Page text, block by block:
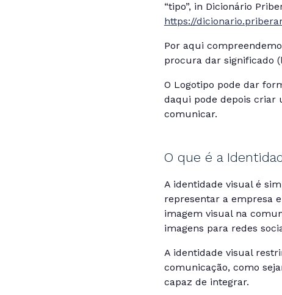
“tipo”, in Dicionário
https://
Por aqui
procura dar significado
O Logotipo pode dar
daqui pode depois criar
comunicar.
O que é a
A identidade visual é
representar a empresa
imagem visual na
imagens para redes
A identidade visual
comunicação, como
capaz de integrar.